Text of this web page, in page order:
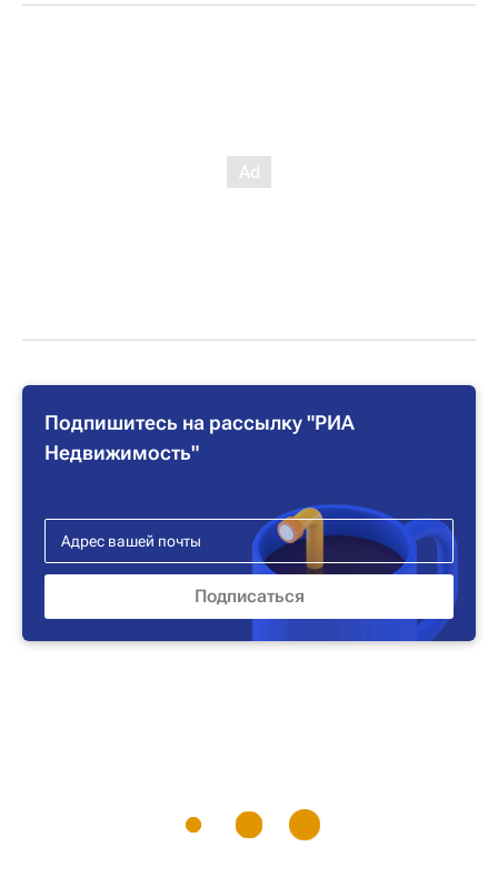
Подпишитесь на рассылку "РИА
Недвижимость"